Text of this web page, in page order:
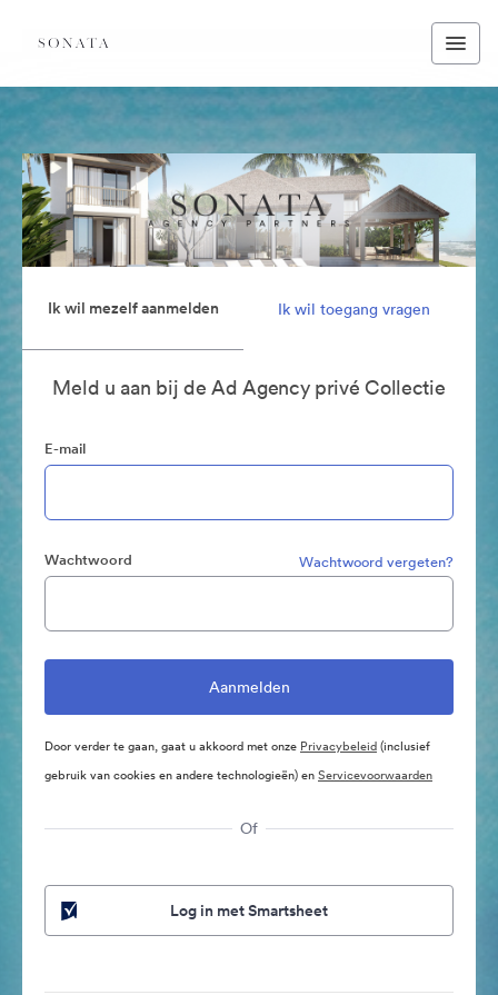
Ik wil mezelf aanmelden Ik wil toegang vragen
Meld u aan bij de Ad Agency privé Collectie
E-mail
Wachtwoord Wachtwoord vergeten?
Door verder te gaan, gaat u akkoord met onze Privacybeleid(inclusief
gebruik van cookies en andere technologieën) enServicevoorwaarden
Of
Log in met Smartsheet